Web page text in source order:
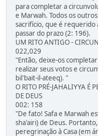
para completar a
e Marwah. Todos os
sacrifício, que é requerido
passar do prazo (2: 196).
UM RITO ANTIGO -
022,029
"Então, deixe-os
realizar seus votos e
bil'bait-il-ateeq). "
O RITO PRÉ-JAHALIYYA É
DE DEUS
002: 158
"De fato! Safa e Marwah
sha'airi) de Deus.
peregrinação à Casa (em